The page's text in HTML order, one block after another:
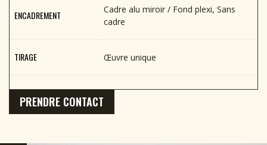
ENCADREMENT
Cadre alu miroir / Fond plexi, Sans
cadre
TIRAGE Œuvre unique
PRENDRE CONTACT